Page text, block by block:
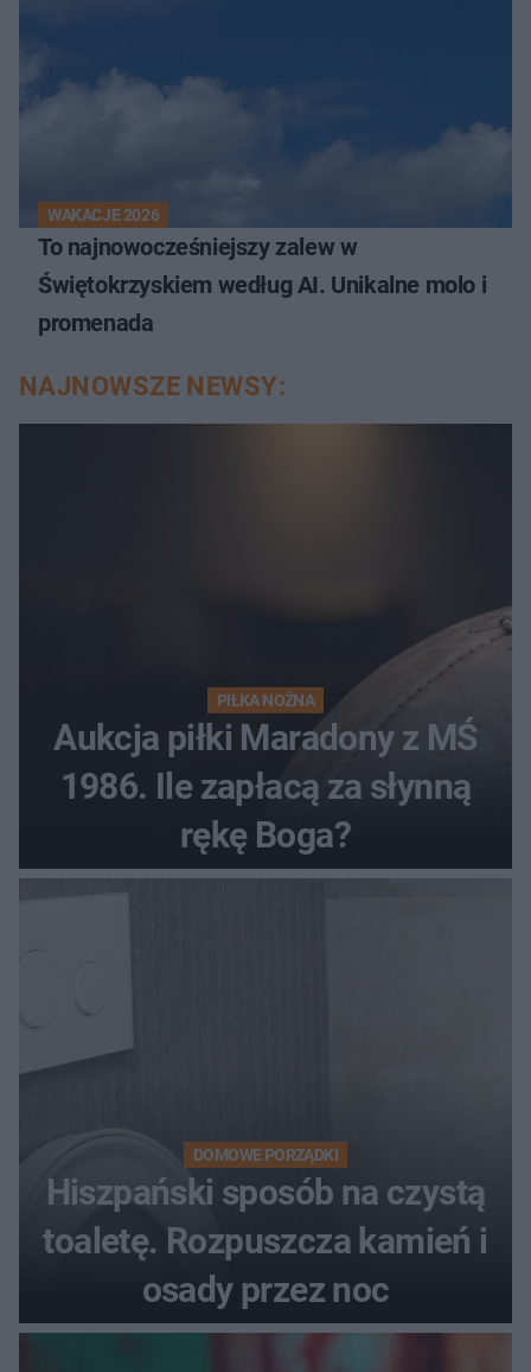
WAKACJE 2026
To najnowocześniejszy zalew w
Świętokrzyskiem według AI. Unikalne molo i
promenada
NAJNOWSZE NEWSY:
PIŁKA NOŻNA
Aukcja piłki Maradony z MŚ
1986. Ile zapłacą za słynną
rękę Boga?
DOMOWE PORZĄDKI
Hiszpański sposób na czystą
toaletę. Rozpuszcza kamień i
osady przez noc